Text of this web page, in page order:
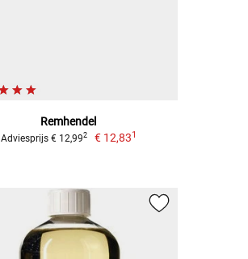
Remhendel
Adviesprijs € 12,992 € 12,831